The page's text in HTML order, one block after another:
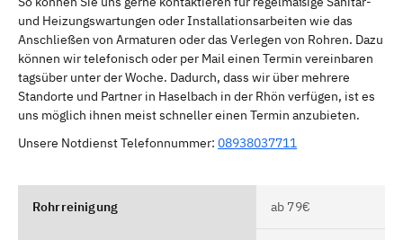
und Heizungswartungen oder Installationsarbeiten wie das
Anschließen von Armaturen oder das Verlegen von Rohren. Dazu
können wir telefonisch oder per Mail einen Termin vereinbaren
tagsüber unter der Woche. Dadurch, dass wir über mehrere
Standorte und Partner in Haselbach in der Rhön verfügen, ist es
uns möglich ihnen meist schneller einen Termin anzubieten.
Unsere Notdienst Telefonnummer: 08938037711
Rohrreinigung ab 79€